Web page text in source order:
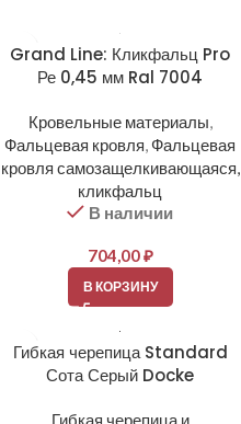
Grand Line: Кликфальц Pro
Ре 0,45 мм Ral 7004
Кровельные материалы,
Фальцевая кровля, Фальцевая
кровля самозащелкивающаяся,
кликфальц
В наличии
704,00₽
В КОРЗИНУ
Гибкая черепица Standard
Сота Серый Docke
Гибкая черепица и